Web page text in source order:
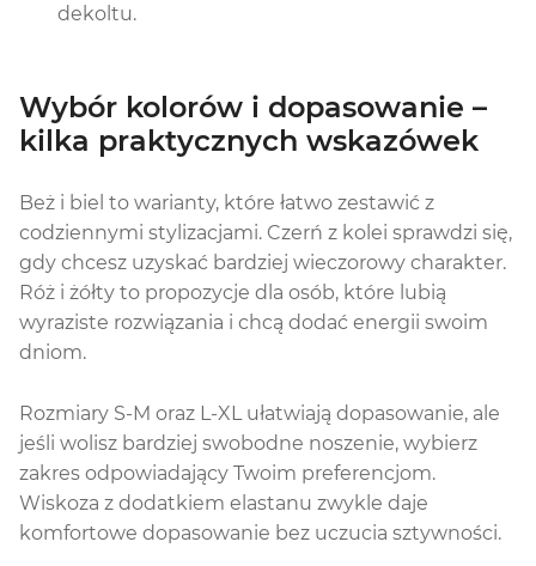
dekoltu.
Wybór kolorów i dopasowanie –
kilka praktycznych wskazówek
Beż i biel to warianty, które łatwo zestawić z
codziennymi stylizacjami. Czerń z kolei sprawdzi się,
gdy chcesz uzyskać bardziej wieczorowy charakter.
Róż i żółty to propozycje dla osób, które lubią
wyraziste rozwiązania i chcą dodać energii swoim
dniom.
Rozmiary S-M oraz L-XL ułatwiają dopasowanie, ale
jeśli wolisz bardziej swobodne noszenie, wybierz
zakres odpowiadający Twoim preferencjom.
Wiskoza z dodatkiem elastanu zwykle daje
komfortowe dopasowanie bez uczucia sztywności.